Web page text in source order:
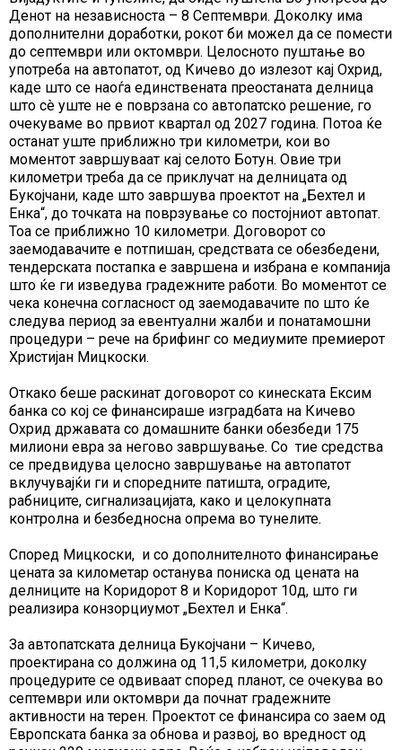
Денот на независноста – 8 Септември. Доколку има
дополнителни доработки, рокот би можел да се помести
до септември или октомври. Целосното пуштање во
употреба на автопатот, од Кичево до излезот кај Охрид,
каде што се наоѓа единствената преостаната делница
што сè уште не е поврзана со автопатско решение, го
очекуваме во првиот квартал од 2027 година. Потоа ќе
останат уште приближно три километри, кои во
моментот завршуваат кај селото Ботун. Овие три
километри треба да се приклучат на делницата од
Букојчани, каде што завршува проектот на „Бехтел и
Енка“, до точката на поврзување со постојниот автопат.
Тоа се приближно 10 километри. Договорот со
заемодавачите е потпишан, средствата се обезбедени,
тендерската постапка е завршена и избрана е компанија
што ќе ги изведува градежните работи. Во моментот се
чека конечна согласност од заемодавачите по што ќе
следува период за евентуални жалби и понатамошни
процедури – рече на брифинг со медиумите премиерот
Христијан Мицкоски.
Откако беше раскинат договорот со кинеската Ексим
банка со кој се финансираше изградбата на Кичево
Охрид државата со домашните банки обезбеди 175
милиони евра за негово завршување. Со тие средства
се предвидува целосно завршување на автопатот
вклучувајќи ги и споредните патишта, оградите,
рабниците, сигнализацијата, како и целокупната
контролна и безбедносна опрема во тунелите.
Според Мицкоски, и со дополнителното финансирање
цената за километар останува пониска од цената на
делниците на Коридорот 8 и Коридорот 10д, што ги
реализира конзорциумот „Бехтел и Енка“.
За автопатската делница Букојчани – Кичево,
проектирана со должина од 11,5 километри, доколку
процедурите се одвиваат според планот, се очекува во
септември или октомври да почнат градежните
активности на терен. Проектот се финансира со заем од
Европската банка за обнова и развој, во вредност од